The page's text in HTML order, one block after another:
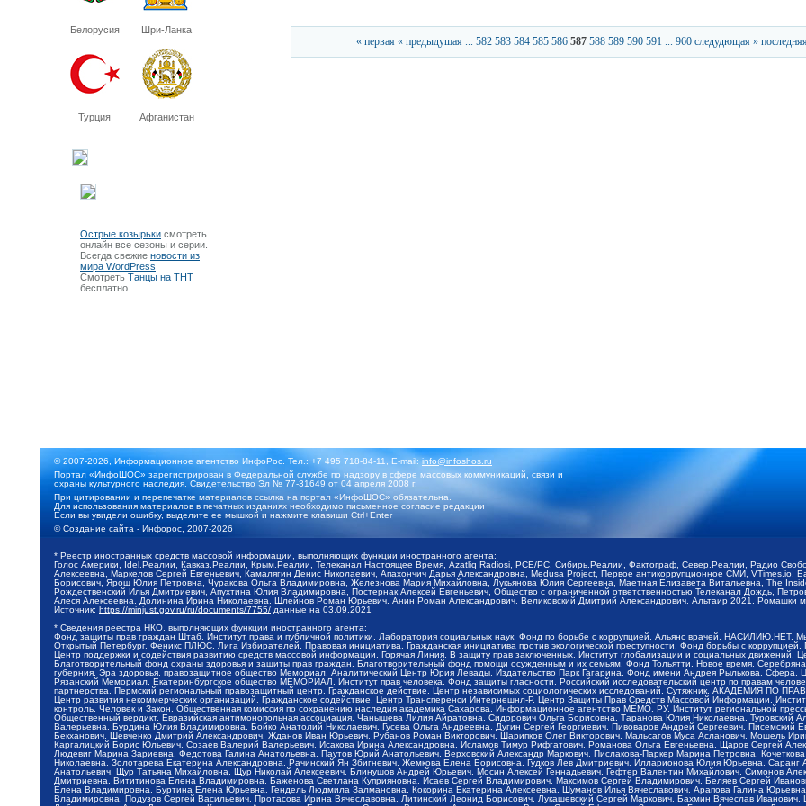
Белорусия Шри-Ланка
Турция Афганистан
Острые козырьки смотреть
онлайн все сезоны и серии.
Всегда свежие новости из
мира WordPress
Смотреть Танцы на ТНТ
бесплатно
« первая « предыдущая ... 582 583 584 585 586 587 588 589 590 591 ... 960 следудющая »
© 2007-2026, Информационное агентство ИнфоРос. Тел.: +7 495 718-84-11, E-mail:info@infoshos.ru
Портал «ИнфоШОС» зарегистрирован в Федеральной службе по надзору в сфере массовых коммуникаций, связи и
охраны культурного наследия. Свидетельство Эл № 77-31649 от 04 апреля 2008 г.
При цитировании и перепечатке материалов ссылка на портал «ИнфоШОС» обязательна.
Для использования материалов в печатных изданиях необходимо письменное согласие редакции
Если вы увидели ошибку, выделите ее мышкой и нажмите клавиши Ctrl+Enter
©Создание сайта - Инфорос, 2007-2026
* Реестр иностранных средств массовой информации, выполняющих функции иностранного агента:
Голос Америки, Idel.Реалии, Кавказ.Реалии, Крым.Реалии, Телеканал Настоящее Время, Azatliq Radiosi, PCE/PC, Сибирь.Реалии, Фактограф, Север.Реалии, Радио
Алексеевна, Маркелов Сергей Евгеньевич, Камалягин Денис Николаевич, Апахончич Дарья Александровна, Medusa Project, Первое антикоррупционное СМИ,
Борисович, Ярош Юлия Петровна, Чуракова Ольга Владимировна, Железнова Мария Михайловна, Лукьянова Юлия Сергеевна, Маетная Елизавета Витальевна, The
Рождественский Илья Дмитриевич, Апухтина Юлия Владимировна, Постернак Алексей Евгеньевич, Общество с ограниченной ответственностью Телеканал Дождь,
Алеся Алексеевна, Долинина Ирина Николаевна, Шлейнов Роман Юрьевич, Анин Роман Александрович, Великовский Дмитрий Александрович, Альтаир 2021, Ромашки
Источник: https://minjust.gov.ru/ru/documents/7755/ данные на 03.09.2021
* Сведения реестра НКО, выполняющих функции иностранного агента:
Фонд защиты прав граждан Штаб, Институт права и публичной политики, Лаборатория социальных наук, Фонд по борьбе с коррупцией, Альянс врачей,
Открытый Петербург, Феникс ПЛЮС, Лига Избирателей, Правовая инициатива, Гражданская инициатива против экологической преступности, Фонд борьбы с
Центр поддержки и содействия развитию средств массовой информации, Горячая Линия, В защиту прав заключенных, Институт глобализации и социальных
Благотворительный фонд охраны здоровья и защиты прав граждан, Благотворительный фонд помощи осужденным и их семьям, Фонд Тольятти, Новое время,
губерния, Эра здоровья, правозащитное общество Мемориал, Аналитический Центр Юрия Левады, Издательство Парк Гагарина, Фонд имени Андрея Рылькова,
Рязанский Мемориал, Екатеринбургское общество МЕМОРИАЛ, Институт прав человека, Фонд защиты гласности, Российский исследовательский центр по правам
партнерства, Пермский региональный правозащитный центр, Гражданское действие, Центр независимых социологических исследований, Сутяжник, АКАДЕМИЯ ПО
Центр развития некоммерческих организаций, Гражданское содействие, Центр Трансперенси Интернешнл-Р, Центр Защиты Прав Средств Массовой Информации,
контроль, Человек и Закон, Общественная комиссия по сохранению наследия академика Сахарова, Информационное агентство МЕМО. РУ, Институт региональной
Общественный вердикт, Евразийская антимонопольная ассоциация, Чанышева Лилия Айратовна, Сидорович Ольга Борисовна, Таранова Юлия Николаевна, Туровский
Валерьевна, Бурдина Юлия Владимировна, Бойко Анатолий Николаевич, Гусева Ольга Андреевна, Дугин Сергей Георгиевич, Пивоваров Андрей Сергеевич, Писемский
Бекханович, Шевченко Дмитрий Александрович, Жданов Иван Юрьевич, Рубанов Роман Викторович, Шарипков Олег Викторович, Мальсагов Муса Асланович, Мошель
Каргалицкий Борис Юльевич, Созаев Валерий Валерьевич, Исакова Ирина Александровна, Исламов Тимур Рифгатович, Романова Ольга Евгеньевна, Щаров Сергей
Людевиг Марина Зариевна, Федотова Галина Анатольевна, Паутов Юрий Анатольевич, Верховский Александр Маркович, Пислакова-Паркер Марина Петровна,
Николаевна, Золотарева Екатерина Александровна, Рачинский Ян Збигневич, Жемкова Елена Борисовна, Гудков Лев Дмитриевич, Илларионова Юлия Юрьевна,
Анатольевич, Щур Татьяна Михайловна, Щур Николай Алексеевич, Блинушов Андрей Юрьевич, Мосин Алексей Геннадьевич, Гефтер Валентин Михайлович, Симонов
Дмитриевна, Вититинова Елена Владимировна, Баженова Светлана Куприяновна, Исаев Сергей Владимирович, Максимов Сергей Владимирович, Беляев Сергей
Елена Владимировна, Буртина Елена Юрьевна, Гендель Людмила Залмановна, Кокорина Екатерина Алексеевна, Шуманов Илья Вячеславович, Арапова Галина
Владимировна, Подузов Сергей Васильевич, Протасова Ирина Вячеславовна, Литинский Леонид Борисович, Лукашевский Сергей Маркович, Бахмин Вячеслав